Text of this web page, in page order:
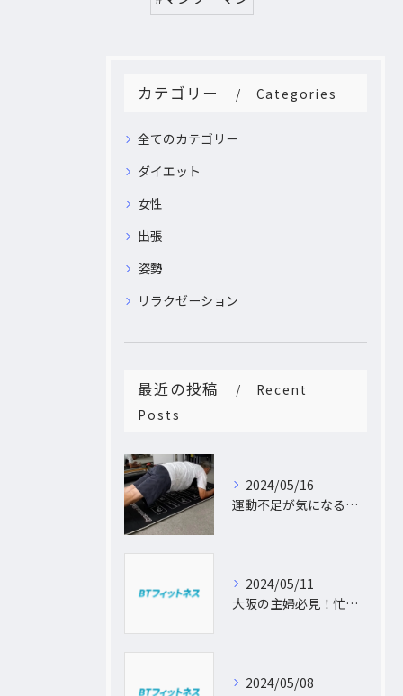
カテゴリー Categories
全てのカテゴリー
ダイエット
女性
出張
姿勢
リラクゼーション
最近の投稿
Recent
Posts
2024/05/16
運動不足が気になるあなたへ。大阪中崎町で自宅にパーソナルトレーナーがおうかがし!プライベート空間で理想のカラダづくり
2024/05/11
大阪の主婦必見！忙しい日常に合わせた出張パーソナルトレーニングで理想のボディを手に入れよう
2024/05/08